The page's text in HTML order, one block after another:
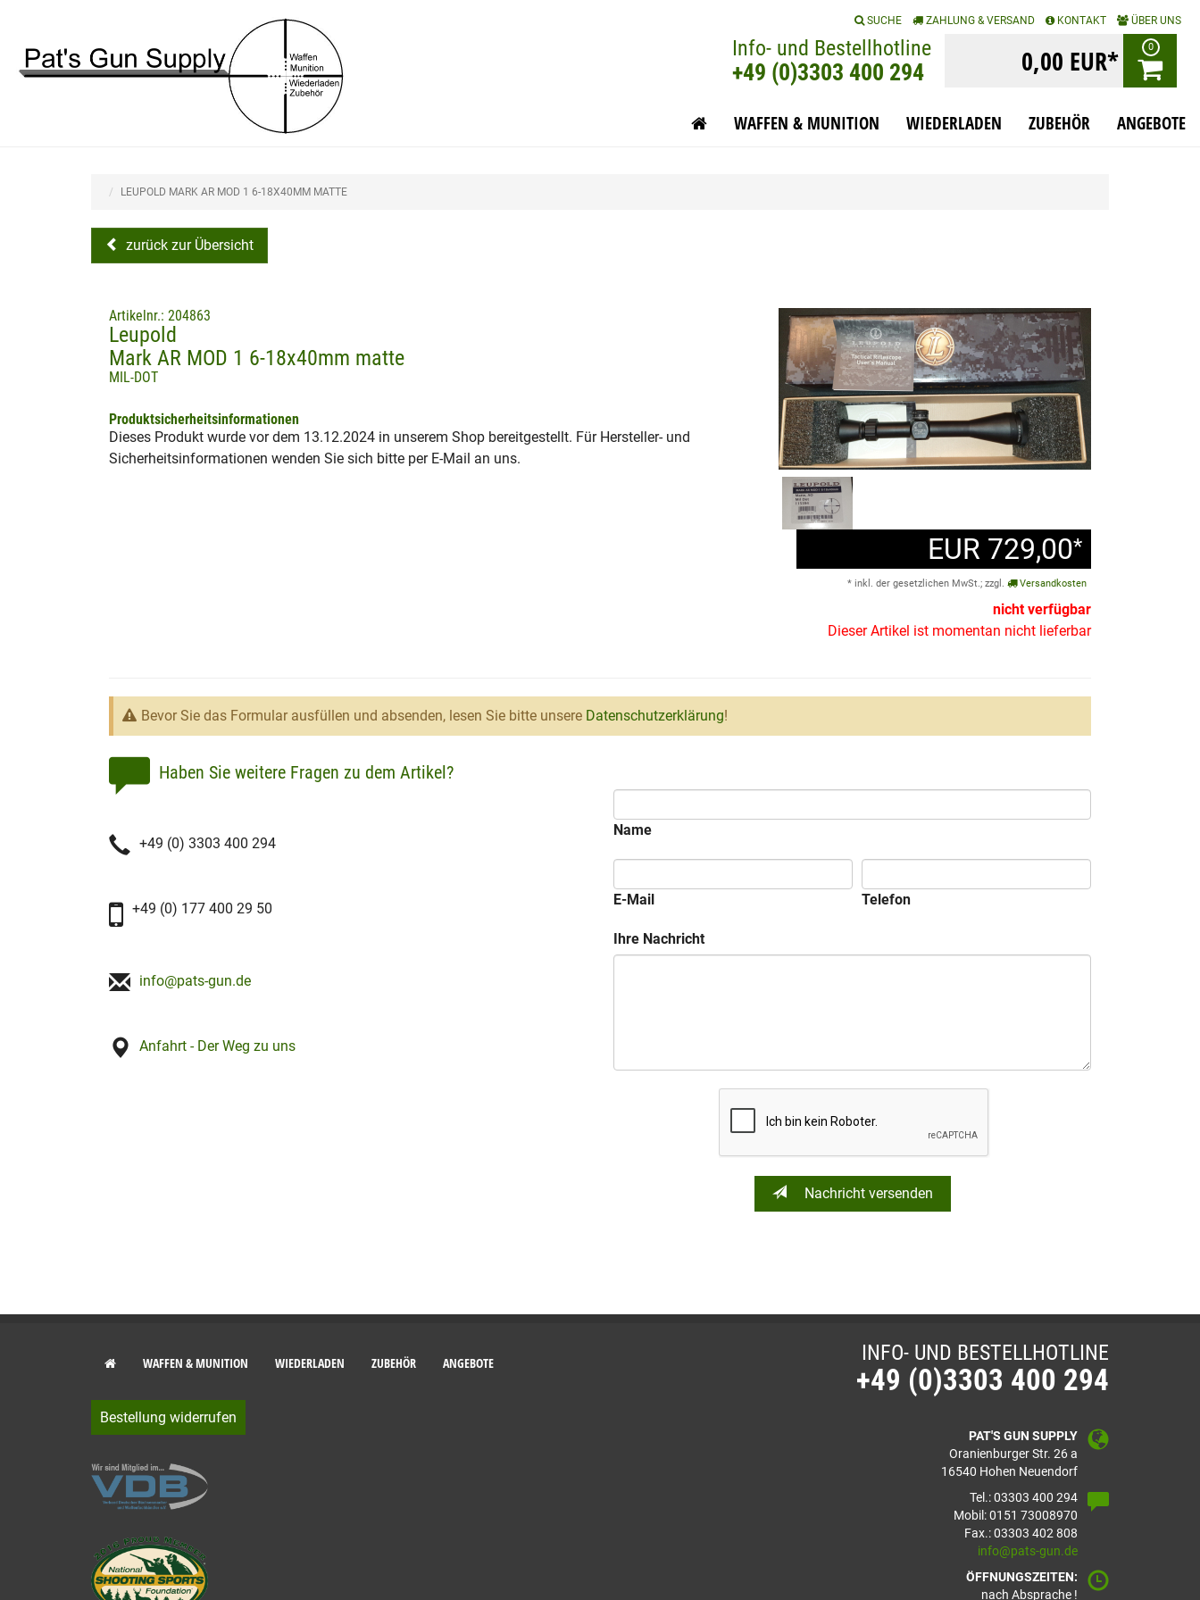
SUCHE ZAHLUNG & VERSAND KONTAKT ÜBER UNS
Info- und Bestellhotline
+49 (0)3303 400 294 0,00 EUR* 0
WAFFEN & MUNITION WIEDERLADEN ZUBEHÖR ANGEBOTE
LEUPOLD MARK AR MOD 1 6-18X40MM MATTE
zurück zur Übersicht
EUR 729,00*
* inkl. der gesetzlichen MwSt.; zzgl. Versandkosten
nicht verfügbar
Dieser Artikel ist momentan nicht lieferbar
Artikelnr.: 204863
Leupold
Mark AR MOD 1 6-18x40mm matte
MIL-DOT
Produktsicherheitsinformationen
Dieses Produkt wurde vor dem 13.12.2024 in unserem Shop bereitgestellt. Für Hersteller- und
Sicherheitsinformationen wenden Sie sich bitte per E-Mail an uns.
Bevor Sie das Formular ausfüllen und absenden, lesen Sie bitte unsere Datenschutzerklärung!
Haben Sie weitere Fragen zu dem Artikel?
+49 (0) 3303 400 294
+49 (0) 177 400 29 50
info@pats-gun.de
Anfahrt - Der Weg zu uns
Name
E-Mail Telefon
Ihre Nachricht
Nachricht versenden
WAFFEN & MUNITION WIEDERLADEN ZUBEHÖR ANGEBOTE
Bestellung widerrufen
INFO- UND BESTELLHOTLINE
+49 (0)3303 400 294
PAT'S GUN SUPPLY
Oranienburger Str. 26 a
16540 Hohen Neuendorf
Tel.: 03303 400 294
Mobil: 0151 73008970
Fax.: 03303 402 808
info@pats-gun.de
ÖFFNUNGSZEITEN:
nach Absprache !